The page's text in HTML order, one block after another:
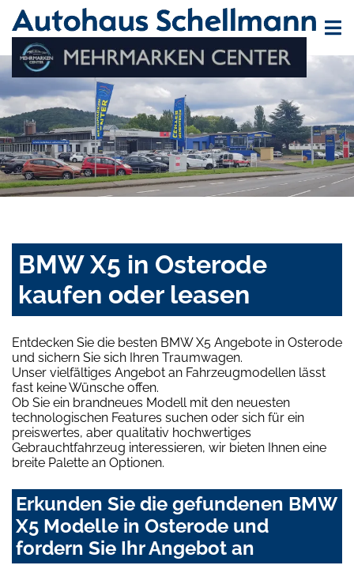
BMW X5 in Osterode
kaufen oder leasen
Entdecken Sie die besten BMW X5 Angebote in Osterode
und sichern Sie sich Ihren Traumwagen.
Unser vielfältiges Angebot an Fahrzeugmodellen lässt
fast keine Wünsche offen.
Ob Sie ein brandneues Modell mit den neuesten
technologischen Features suchen oder sich für ein
preiswertes, aber qualitativ hochwertiges
Gebrauchtfahrzeug interessieren, wir bieten Ihnen eine
breite Palette an Optionen.
Erkunden Sie die gefundenen BMW
X5 Modelle in Osterode und
fordern Sie Ihr Angebot an